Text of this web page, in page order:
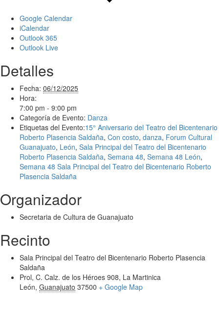
Google Calendar
iCalendar
Outlook 365
Outlook Live
Detalles
Fecha: 06/12/2025
Hora:
7:00 pm - 9:00 pm
Categoría de Evento: Danza
Etiquetas del Evento:15° Aniversario del Teatro del Bicentenario
Roberto Plasencia Saldaña, Con costo, danza, Forum Cultural
Guanajuato, León, Sala Principal del Teatro del Bicentenario
Roberto Plasencia Saldaña, Semana 48, Semana 48 León,
Semana 48 Sala Principal del Teatro del Bicentenario Roberto
Plasencia Saldaña
Organizador
Secretaria de Cultura de Guanajuato
Recinto
Sala Principal del Teatro del Bicentenario Roberto Plasencia
Saldaña
Prol, C. Calz. de los Héroes 908, La Martinica
León, Guanajuato 37500 + Google Map